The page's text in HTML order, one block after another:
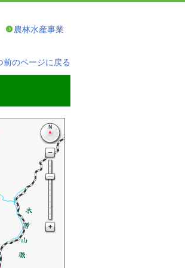
農林水産事業
前のページに戻る